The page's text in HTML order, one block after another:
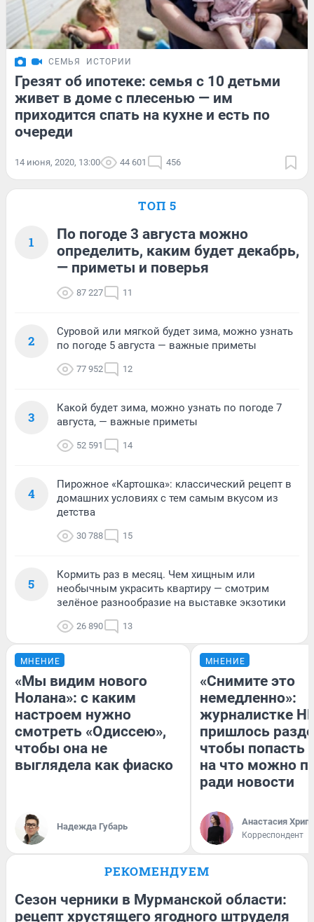
СЕМЬЯ ИСТОРИИ
Грезят об ипотеке: семья с 10 детьми
живет в доме с плесенью — им
приходится спать на кухне и есть по
очереди
14 июня, 2020, 13:00 44 601 456
ТОП 5
1
По погоде 3 августа можно
определить, каким будет декабрь,
— приметы и поверья
87 227 11
2
Суровой или мягкой будет зима, можно узнать
по погоде 5 августа — важные приметы
77 952 12
3
Какой будет зима, можно узнать по погоде 7
августа, — важные приметы
52 591 14
4
Пирожное «Картошка»: классический рецепт в
домашних условиях с тем самым вкусом из
детства
30 788 15
5
Кормить раз в месяц. Чем хищным или
необычным украсить квартиру — смотрим
зелёное разнообразие на выставке экзотики
26 890 13
МНЕНИЕ
«Мы видим нового
Нолана»: с каким
настроем нужно
смотреть «Одиссею»,
чтобы она не
выглядела как фиаско
Надежда Губарь
МНЕНИЕ
«Снимите это
немедленно»:
журналистке
пришлось
чтобы попасть
на что можно
ради новости
Анастасия
Корреспондент
РЕКОМЕНДУЕМ
Сезон черники в Мурманской области:
рецепт хрустящего ягодного штруделя